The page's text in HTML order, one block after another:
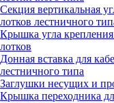
Секция вертикальная
лотков лестничного
Крышка угла
лотков
Донная вставка для
лестничного типа
Заглушки несущих и
Крышка переходника